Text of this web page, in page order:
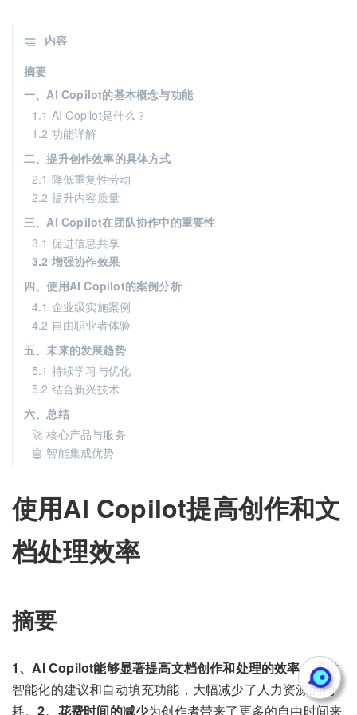
使用AI Copilot提高创作和文
档处理效率
摘要
1、AI Copilot能够显著提高文档创作和处理的效率。通过
智能化的建议和自动填充功能，大幅减少了人力资源的消
耗。2、花费时间的减少为创作者带来了更多的自由时间来
内容
摘要
一、AI Copilot的基本概念与功能
1.1 AI Copilot是什么？
1.2 功能详解
二、提升创作效率的具体方式
2.1 降低重复性劳动
2.2 提升内容质量
三、AI Copilot在团队协作中的重要性
3.1 促进信息共享
3.2 增强协作效果
四、使用AI Copilot的案例分析
4.1 企业级实施案例
4.2 自由职业者体验
五、未来的发展趋势
5.1 持续学习与优化
5.2 结合新兴技术
六、总结
🚀 核心产品与服务
🤖 智能集成优势